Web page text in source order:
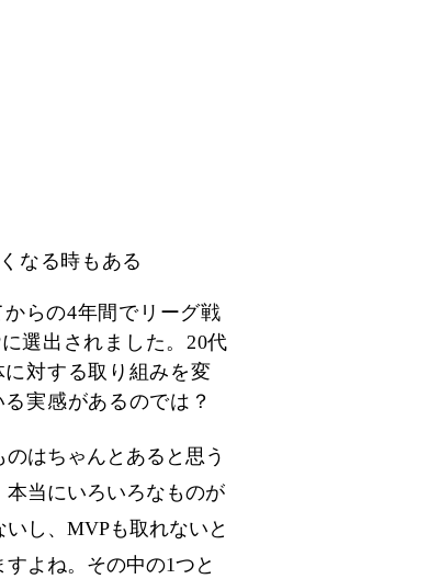
なる時もある
らの4年間でリーグ戦
選出されました。20代
対する取り組みを変
実感があるのでは？
はちゃんとあると思う
当にいろいろなものが
し、MVPも取れないと
よね。その中の1つと